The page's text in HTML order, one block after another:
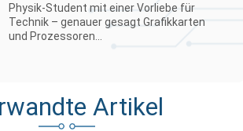
Physik-Student mit einer Vorliebe für
Technik – genauer gesagt Grafikkarten
und Prozessoren...
Artikel